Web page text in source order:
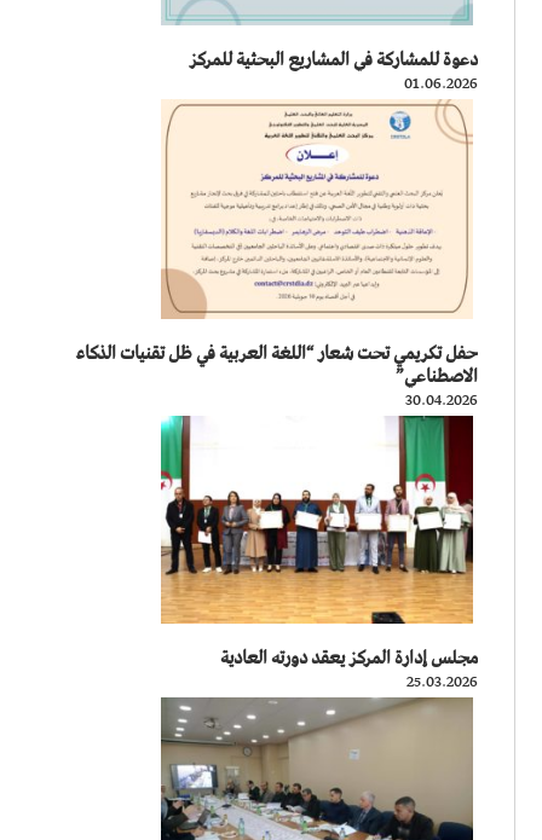
دعوة للمشاركة في المشاريع البحثية للمركز
01.06.2026
حفل تكريمي تحت شعار “اللغة العربية في ظل تقنيات الذكاء
الاصطناعي”
30.04.2026
مجلس إدارة المركز يعقد دورته العادية
25.03.2026